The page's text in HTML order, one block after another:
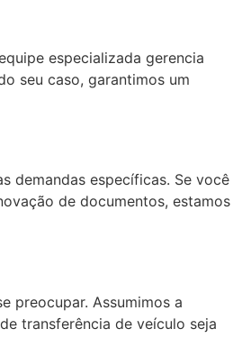
especializada gerencia
seu caso, garantimos um
demandas específicas. Se você
de documentos, estamos
preocupar. Assumimos a
transferência de veículo seja